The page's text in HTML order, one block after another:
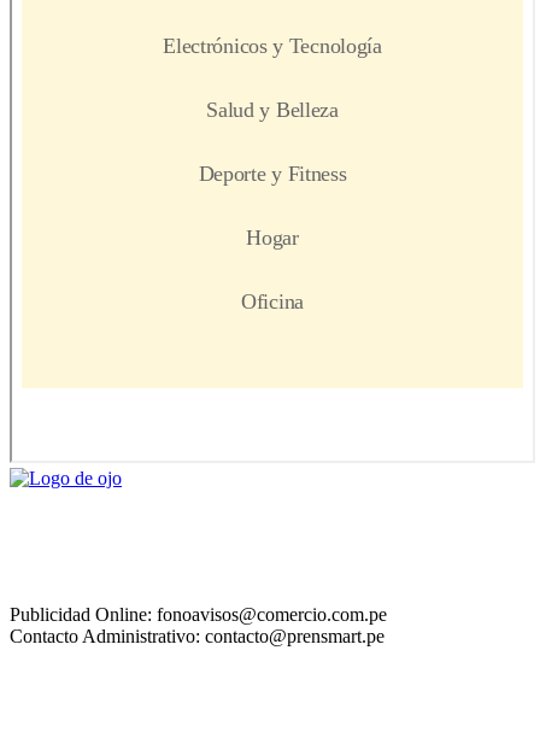
Publicidad Online: fonoavisos@comercio.com.pe
Contacto Administrativo: contacto@prensmart.pe